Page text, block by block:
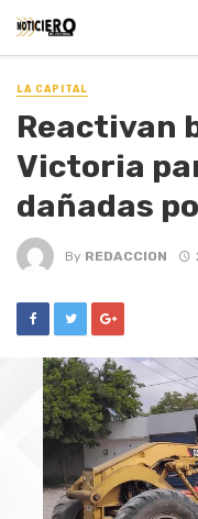
LA CAPITAL
Reactivan
Victoria
dañadas
By REDACCION